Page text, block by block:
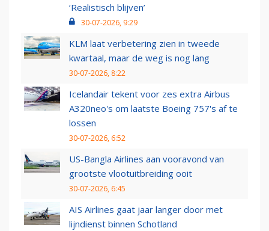
‘Realistisch blijven’
30-07-2026, 9:29
KLM laat verbetering zien in tweede
kwartaal, maar de weg is nog lang
30-07-2026, 8:22
Icelandair tekent voor zes extra Airbus
A320neo's om laatste Boeing 757's af te
lossen
30-07-2026, 6:52
US-Bangla Airlines aan vooravond van
grootste vlootuitbreiding ooit
30-07-2026, 6:45
AIS Airlines gaat jaar langer door met
lijndienst binnen Schotland